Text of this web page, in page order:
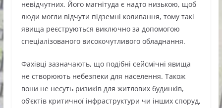
невідчутних. Його магнітуда є надто низькою, щоб
люди могли відчути підземні коливання, тому такі
явища реєструються виключно за допомогою
спеціалізованого високочутливого обладнання.
Фахівці зазначають, що подібні сейсмічні явища
не створюють небезпеки для населення. Також
вони не несуть ризиків для житлових будинків,
об’єктів критичної інфраструктури чи інших споруд,